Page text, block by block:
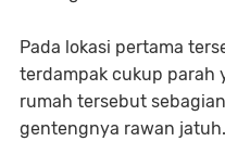
Pada lokasi pertama
terdampak cukup parah
rumah tersebut
gentengnya rawan jatuh.